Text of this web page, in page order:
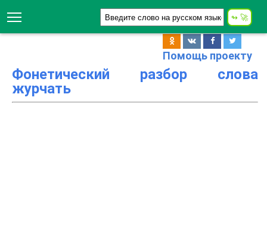
Помощь проекту
Фонетический разбор слова
журчать